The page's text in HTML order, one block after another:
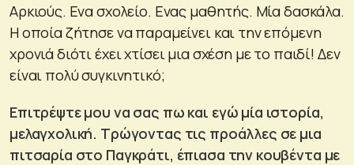
Αρκιούς. Ενα σχολείο. Ενας μαθητής. Μία δασκάλα.
Η οποία ζήτησε να παραμείνει και την επόμενη
χρονιά διότι έχει χτίσει μια σχέση με το παιδί! Δεν
είναι πολύ συγκινητικό;
Επιτρέψτε μου να σας πω και εγώ μία ιστορία,
μελαγχολική. Τρώγοντας τις προάλλες σε μια
πιτσαρία στο Παγκράτι, έπιασα την κουβέντα με